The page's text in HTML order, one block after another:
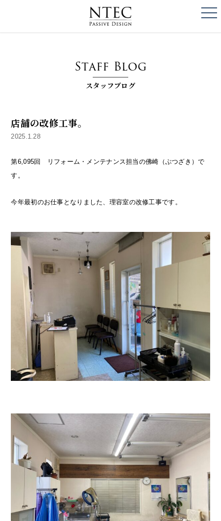
Staff Blog
スタッフブログ
店舗の改修工事。
2025.1.28
第6,095回 リフォーム・メンテナンス担当の佛崎（ぶつざき）で
す。
今年最初のお仕事となりました、理容室の改修工事です。